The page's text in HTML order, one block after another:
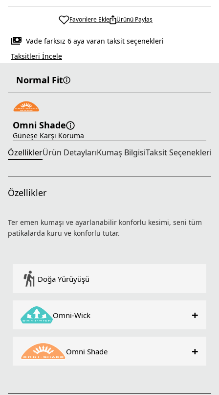
Favorilere Ekle Ürünü Paylaş
Vade farksız 6 aya varan taksit seçenekleri
Taksitleri İncele
Normal Fit
Omni Shade
Güneşe Karşı Koruma
ÖzelliklerÜrün DetaylarıKumaş BilgisiTaksit Seçenekleri
Özellikler
Ter emen kumaşı ve ayarlanabilir konforlu kesimi, seni tüm
patikalarda kuru ve konforlu tutar.
Doğa Yürüyüşü
Omni-Wick +
Omni Shade +